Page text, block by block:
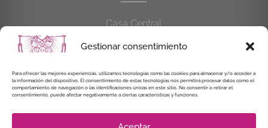
Gestionar consentimiento
Para ofrecer las mejores experiencias, utilizamos tecnologías como las cookies para almacenar y/o acceder a
la información del dispositivo. El consentimiento de estas tecnologías nos permitirá procesar datos como el
comportamiento de navegación o las identificaciones únicas en este sitio. No consentir o retirar el
consentimiento, puede afectar negativamente a ciertas características y funciones.
Casa Central
914 462 114
alianzaenjesuspormaria@gmail.com